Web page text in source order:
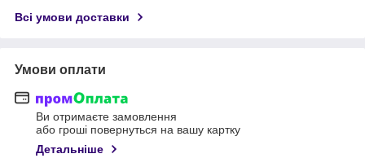
Всі умови доставки
Умови оплати
Ви отримаєте замовлення
або гроші повернуться на вашу картку
Детальніше